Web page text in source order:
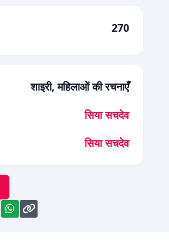
270
शाइरी, महिलाओं की रचनाएँ
सिया सचदेव
सिया सचदेव